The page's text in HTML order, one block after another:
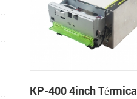
KP-400 4inch Térmica